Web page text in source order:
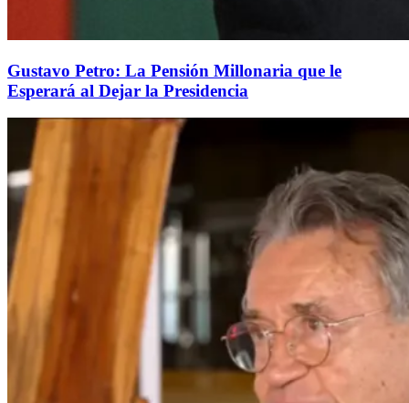
Gustavo Petro: La Pensión Millonaria que le
Esperará al Dejar la Presidencia